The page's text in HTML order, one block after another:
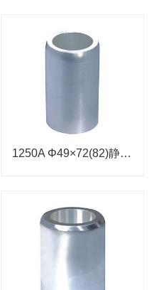
1250A Φ49×72(82)静触头